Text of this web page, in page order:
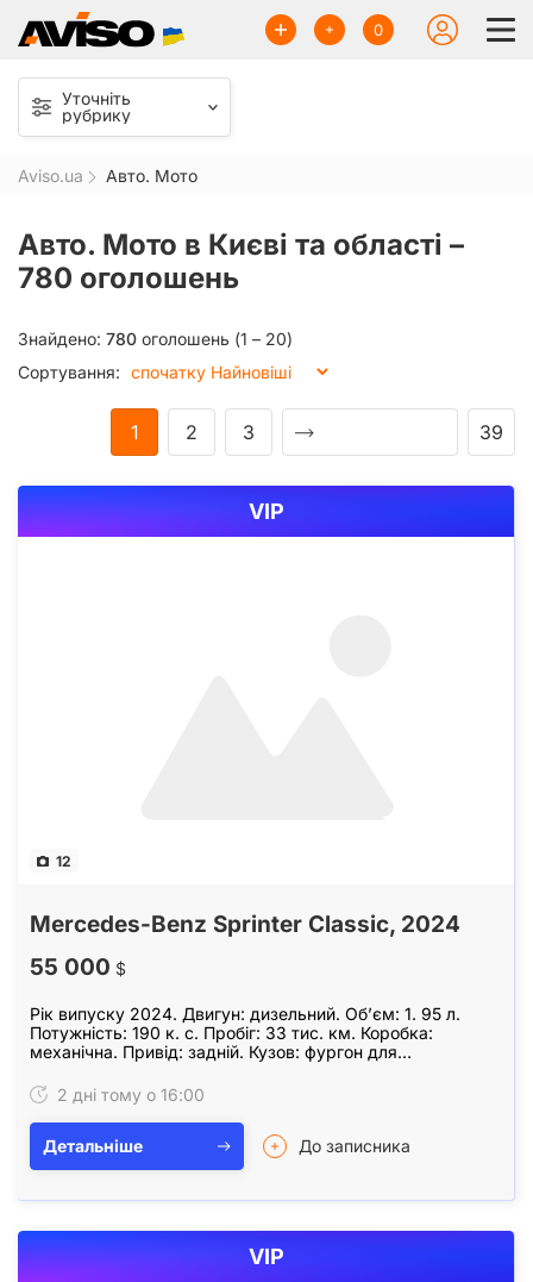
0
Уточніть
рубрику
Aviso.ua Авто. Мото
Авто. Мото в Києві та області –
780 оголошень
Сортування:
Знайдено: 780 оголошень (1 – 20)
1 2 3 39
12
Mercedes-Benz Sprinter Classic, 2024
55 000 $
Рік випуску 2024. Двигун: дизельний. Обʼєм: 1. 95 л.
Потужність: 190 к. с. Пробіг: 33 тис. км. Коробка:
механічна. Привід: задній. Кузов: фургон для
2 дні тому о 16:00
Детальніше До записника
VIP
VIP